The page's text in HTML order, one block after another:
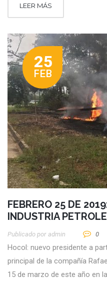
LEER MÁS
25
FEB
FEBRERO 25 DE
INDUSTRIA
Publicado por Admin 0
Hocol: nuevo presidente a
principal de la compañía
15 de marzo de este año en la